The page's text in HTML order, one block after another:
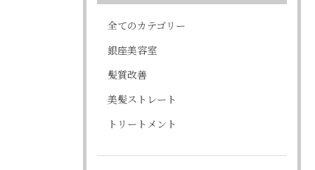
全てのカテゴリー
銀座美容室
髪質改善
美髪ストレート
トリートメント